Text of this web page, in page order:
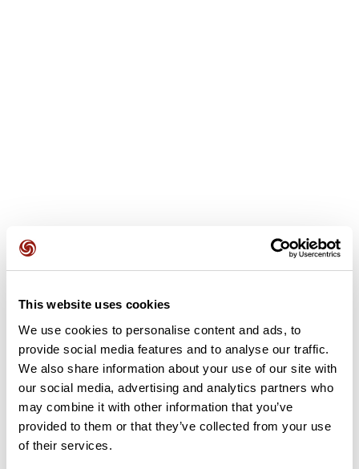
This website uses cookies
We use cookies to personalise content and ads, to
provide social media features and to analyse our traffic.
We also share information about your use of our site with
our social media, advertising and analytics partners who
may combine it with other information that you’ve
provided to them or that they’ve collected from your use
of their services.
Avis des utilisateurs
Soyez le premier à ajouter un avis !
Ajouter un avis
Résumé